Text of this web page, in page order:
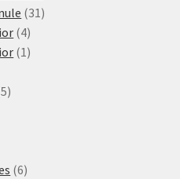
31 31
44
produkty
1 1
55
66